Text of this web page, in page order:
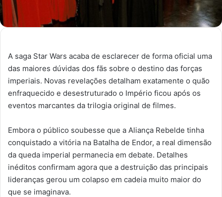
A saga Star Wars acaba de esclarecer de forma oficial uma
das maiores dúvidas dos fãs sobre o destino das forças
imperiais. Novas revelações detalham exatamente o quão
enfraquecido e desestruturado o Império ficou após os
eventos marcantes da trilogia original de filmes.
Embora o público soubesse que a Aliança Rebelde tinha
conquistado a vitória na Batalha de Endor, a real dimensão
da queda imperial permanecia em debate. Detalhes
inéditos confirmam agora que a destruição das principais
lideranças gerou um colapso em cadeia muito maior do
que se imaginava.